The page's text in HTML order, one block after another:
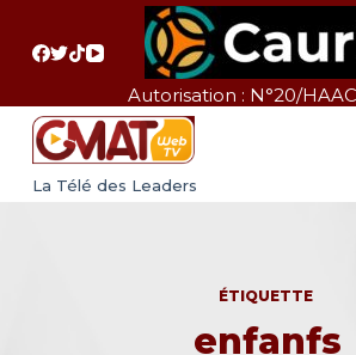
a
Autorisation : N°20/
La Télé des Leaders
ÉTIQUETTE
enfanfs